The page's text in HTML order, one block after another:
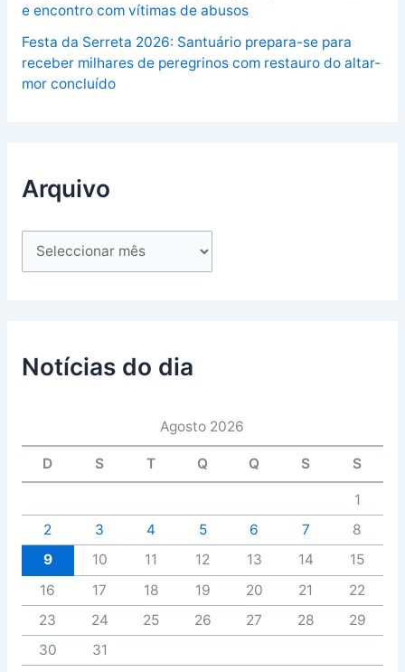
e encontro com vítimas de abusos
Festa da Serreta 2026: Santuário prepara-se para
receber milhares de peregrinos com restauro do altar-
mor concluído
Arquivo
Notícias do dia
Agosto 2026
D S T Q Q S S
1
2
3 4 5 6 7
8
9
10 11 12 13 14
15
16
17 18 19 20 21
22
23
24 25 26 27 28
29
30
31